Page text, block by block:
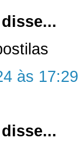
disse...
às 17:29
disse...